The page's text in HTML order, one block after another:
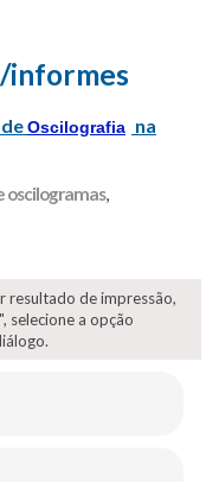
informes
Oscilografia na
oscilogramas,
resultado de impressão,
", selecione a opção